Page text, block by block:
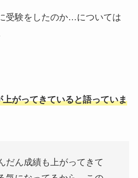
受験をしたのか…については
がってきていると語っていま
だん成績も上がってきて